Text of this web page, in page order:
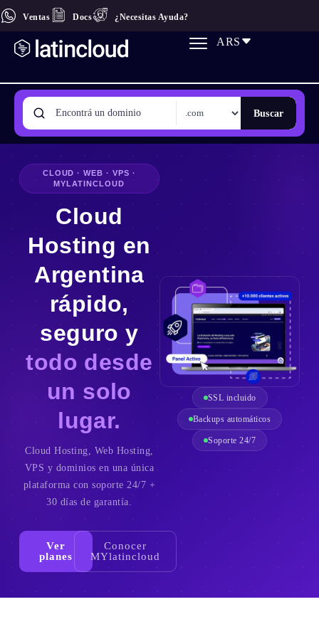
Ventas Docs ¿Necesitas Ayuda?
ARS
Buscar
CLOUD · WEB · VPS ·
MYLATINCLOUD
Cloud
Hosting en
Argentina
rápido,
seguro y
todo desde
un solo
lugar.
Cloud Hosting, Web Hosting,
VPS y dominios en una única
plataforma con soporte 24/7 +
30 días de garantía.
Ver
planes
Conocer
MYlatincloud
SSL incluido
Backups automáticos
Soporte 24/7